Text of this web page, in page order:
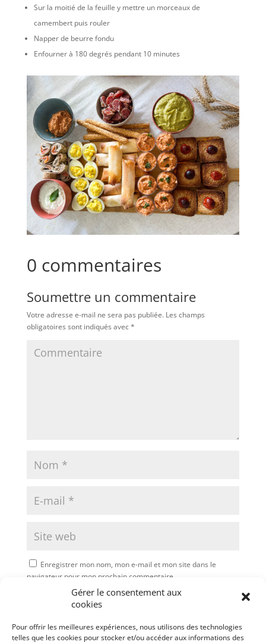
Gérer le consentement aux
cookies
Pour offrir les meilleures expériences, nous utilisons des technologies
telles que les cookies pour stocker et/ou accéder aux informations des
Sur la moitié de la feuille y mettre un morceaux de
camembert puis rouler
Napper de beurre fondu
Enfourner à 180 degrés pendant 10 minutes
0 commentaires
Soumettre un commentaire
Votre adresse e-mail ne sera pas publiée.Les champs
obligatoires sont indiqués avec*
Enregistrer mon nom, mon e-mail et mon site dans le
navigateur pour mon prochain commentaire.
Soumettre le commentaire